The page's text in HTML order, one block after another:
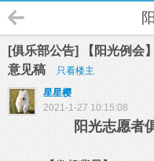
[俱乐部公告] 【阳光例会
意见稿
只看楼主
星星樱
2021-1-27 10:15:08
阳光志愿者